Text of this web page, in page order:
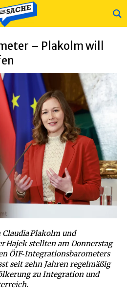
– Plakolm will
Plakolm und
Hajek stellten am Donnerstag
ÖIF‑Integrationsbarometers
seit zehn Jahren regelmäßig
zu Integration und